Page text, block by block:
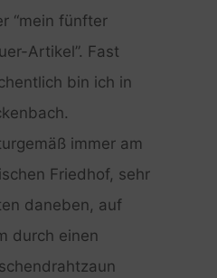
“mein fünfter
Artikel”. Fast
bin ich in
immer am
Friedhof, sehr
daneben, auf
durch einen